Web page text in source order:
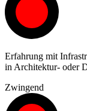
Erfahrung mit
in Architektur- oder
Zwingend